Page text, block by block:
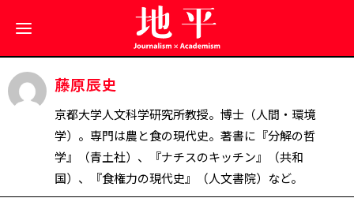
藤原辰史
京都大学人文科学研究所教授。博士（人間・環境
学）。専門は農と食の現代史。著書に『分解の哲
学』（青土社）、『ナチスのキッチン』（共和
国）、『食権力の現代史』（人文書院）など。